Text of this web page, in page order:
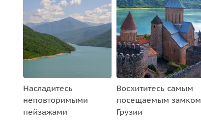
Насладитесь
неповторимыми
пейзажами
Восхититесь самым
посещаемым замком
Грузии